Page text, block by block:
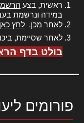
ראשית, בצע
במידה ונרשמת
לאחר מכן, לחץ כאן
לאחר שסיימת,
בולט בדף
פורומים